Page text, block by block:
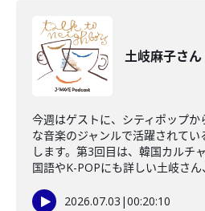
土岐麻子さ
今週はゲストに、シティポップか
な音楽のジャンルで活躍されて
します。第3回目は、韓国カルチ
国語やK-POPにも詳しい土岐さん
2026.07.03 |00:20:10